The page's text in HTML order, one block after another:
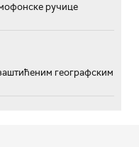
ручице
географским